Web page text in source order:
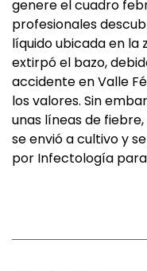
genere el cuadro
profesionales
líquido ubicada en la
extirpó el bazo,
accidente en Valle
los valores. Sin
unas líneas de
se envió a cultivo y
por Infectología